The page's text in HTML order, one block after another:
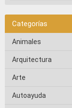
Categorías
Animales
Arquitectura
Arte
Autoayuda